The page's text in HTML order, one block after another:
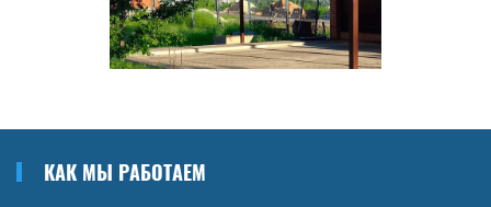
КАК МЫ РАБОТАЕМ